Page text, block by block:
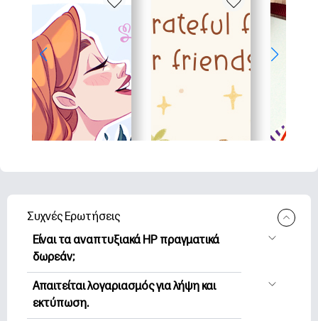
Συχνές Ερωτήσεις
Είναι τα αναπτυξιακά HP πραγματικά
δωρεάν;
Η HP Printables προσφέρει 2,500+
δωρεάν εκτυπώσιμα για λήψη και
Απαιτείται λογαριασμός για λήψη και
εκτύπωση.